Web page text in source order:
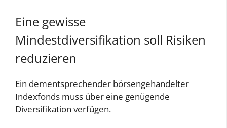
Eine gewisse
Mindestdiversifikation soll Risiken
reduzieren
Ein dementsprechender börsengehandelter
Indexfonds muss über eine genügende
Diversifikation verfügen.